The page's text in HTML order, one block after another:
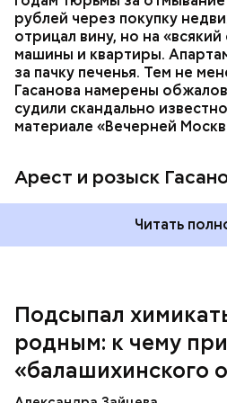
рублей через покупку
отрицал вину, но на
машины и квартиры.
за пачку печенья. Тем не
Гасанова намерены
судили скандально
материале «Вечерней
Арест и розыск
Читать
Подсыпал
родным: к чему
«балашихинского
Play
Началось расследование. В
Также отравленную пищу ела
которая в случае их смерти
спустя несколько дней
уже травил других людей.